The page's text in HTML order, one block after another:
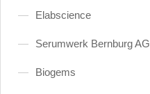
Elabscience
Serumwerk Bernburg AG
Biogems